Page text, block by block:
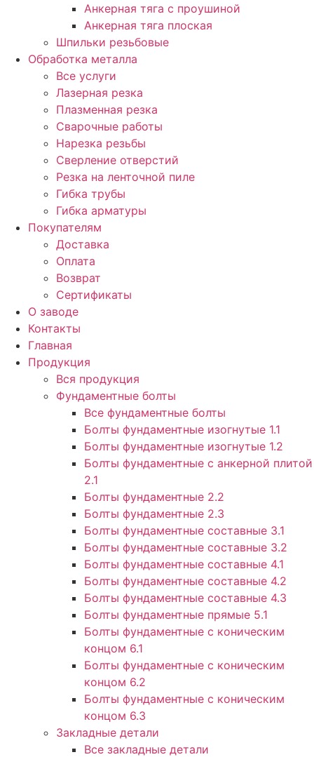
Анкерная тяга с проушиной
Анкерная тяга плоская
Шпильки резьбовые
Обработка металла
Все услуги
Лазерная резка
Плазменная резка
Сварочные работы
Нарезка резьбы
Сверление отверстий
Резка на ленточной пиле
Гибка трубы
Гибка арматуры
Покупателям
Доставка
Оплата
Возврат
Сертификаты
О заводе
Контакты
Главная
Продукция
Вся продукция
Фундаментные болты
Все фундаментные болты
Болты фундаментные изогнутые 1.1
Болты фундаментные изогнутые 1.2
Болты фундаментные с анкерной плитой
2.1
Болты фундаментные 2.2
Болты фундаментные 2.3
Болты фундаментные составные 3.1
Болты фундаментные составные 3.2
Болты фундаментные составные 4.1
Болты фундаментные составные 4.2
Болты фундаментные составные 4.3
Болты фундаментные прямые 5.1
Болты фундаментные с коническим
концом 6.1
Болты фундаментные с коническим
концом 6.2
Болты фундаментные с коническим
концом 6.3
Закладные детали
Все закладные детали